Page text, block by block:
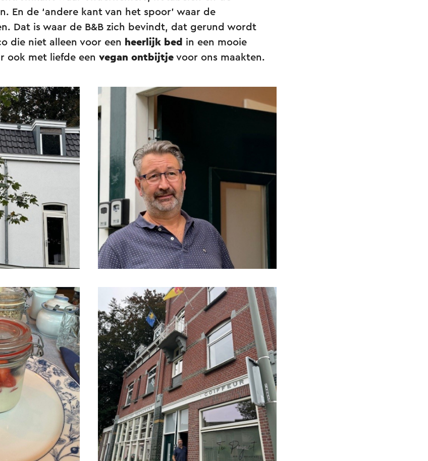
En de ‘andere kant van het spoor’ waar de
Dat is waar de B&B zich bevindt, dat gerund wordt
die niet alleen voor een
heerlijk bed in een mooie
ook met liefde een vegan ontbijtje voor ons maakten.